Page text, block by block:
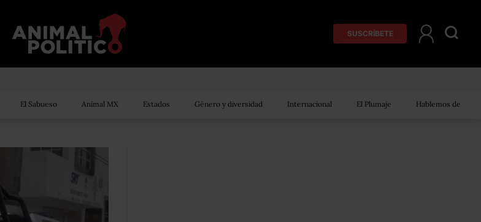
SUSCRÍBETE
El Sabueso Animal MX Estados Género y diversidad Internacional El Plumaje Hablemos de